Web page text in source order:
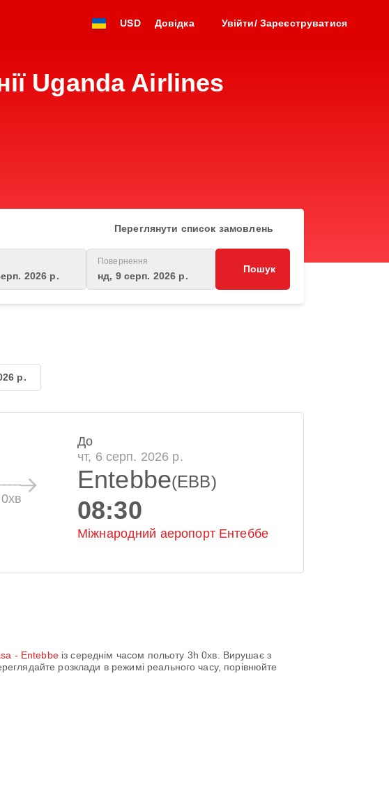
USD Довідка Увійти/ Зареєструватися
Uganda Airlines
Переглянути список замовлень
2026 р.
Повернення
нд, 9 серп. 2026 р.
Пошук
р.
До
чт, 6 серп. 2026 р.
Entebbe(EBB)
08:30
Міжнародний аеропорт Ентеббе
- Entebbeіз середнім часом польоту 3h 0хв . Вирушає з
розклади в режимі реального часу, порівнюйте